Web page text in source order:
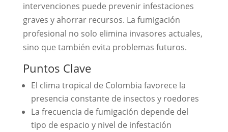
intervenciones puede prevenir infestaciones
graves y ahorrar recursos. La fumigación
profesional no solo elimina invasores actuales,
sino que también evita problemas futuros.
Puntos Clave
El clima tropical de Colombia favorece la
presencia constante de insectos y roedores
La frecuencia de fumigación depende del
tipo de espacio y nivel de infestación